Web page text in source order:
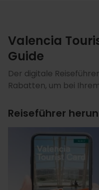
Valencia
Guide
Der digitale
Rabatten, um bei
Reiseführer